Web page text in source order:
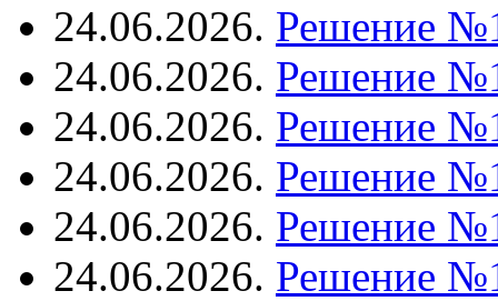
24.06.2026. Решение
24.06.2026. Решение
24.06.2026. Решение
24.06.2026. Решение
24.06.2026. Решение
24.06.2026. Решение